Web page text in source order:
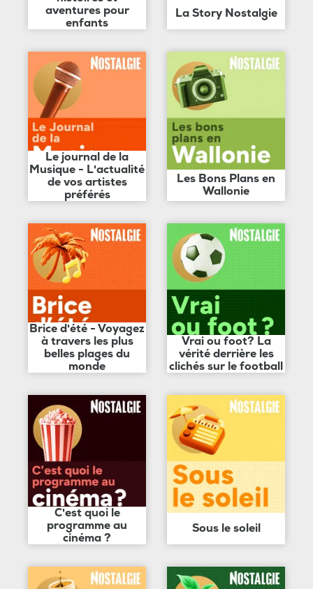
aventures pour
enfants
La Story Nostalgie
Le journal de la
Musique - L'actualité
de vos artistes
préférés
Les Bons Plans en
Wallonie
Brice d'été - Voyagez
à travers les plus
belles plages du
monde
Vrai ou foot? La
vérité derrière les
clichés sur le football
C'est quoi le
programme au
cinéma ?
Sous le soleil